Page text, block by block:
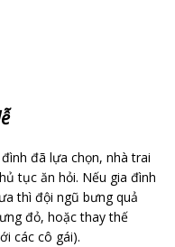
đã lựa chọn, nhà trai
tục ăn hỏi. Nếu gia đình
thì đội ngũ bưng quả
đỏ, hoặc thay thế
các cô gái).